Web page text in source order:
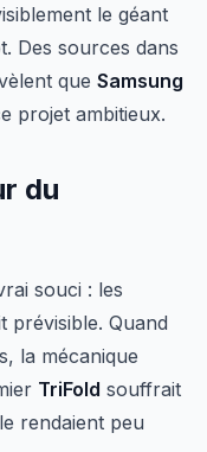
le géant
Des sources dans
que Samsung
projet ambitieux.
du
souci : les
prévisible. Quand
la mécanique
TriFold souffrait
rendaient peu